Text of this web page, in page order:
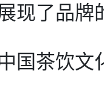
现了品牌
国茶饮文